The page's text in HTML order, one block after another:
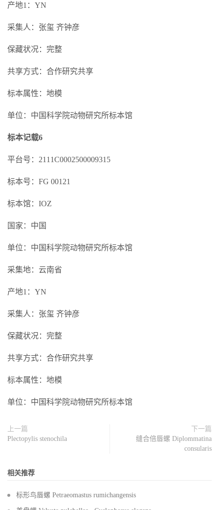
产地1：YN
采集人：张玺 齐钟彦
保藏状况：完整
共享方式：合作研究共享
标本属性：地模
单位：中国科学院动物研究所标本馆
标本记载6
平台号：2111C0002500009315
标本号：FG 00121
标本馆：IOZ
国家：中国
单位：中国科学院动物研究所标本馆
采集地：云南省
产地1：YN
采集人：张玺 齐钟彦
保藏状况：完整
共享方式：合作研究共享
标本属性：地模
单位：中国科学院动物研究所标本馆
上一篇
Plectopylis stenochila
下一篇
缝合倍唇螺 Diplommatina
consularis
相关推荐
标形鸟唇螺 Petraeomastus rumichangensis